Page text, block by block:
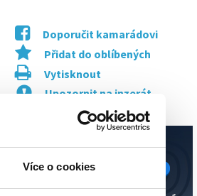
Více o cookies
Doporučit kamarádovi
Přidat do oblíbených
Vytisknout
Upozornit na inzerát